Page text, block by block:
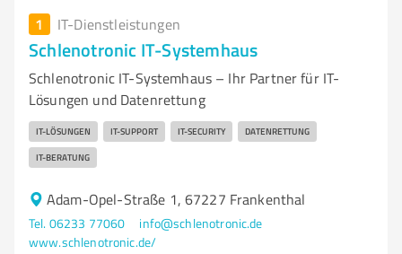
1 IT-Dienstleistungen
Schlenotronic IT-Systemhaus
Schlenotronic IT-Systemhaus – Ihr Partner für IT-
Lösungen und Datenrettung
IT-LÖSUNGEN IT-SUPPORT IT-SECURITY DATENRETTUNG
IT-BERATUNG
Adam-Opel-Straße 1, 67227 Frankenthal
Tel. 06233 77060
info@schlenotronic.de
www.schlenotronic.de/